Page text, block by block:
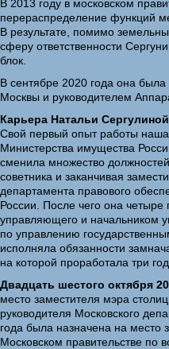
В 2013 году в московском
перераспределение функций
В результате, помимо
сферу ответственности
блок.
В сентябре 2020 года она
Москвы и руководителем
Карьера Натальи Сергулиной
Свой первый опыт работы
Министерства имущества
сменила множество
советника и заканчивая
департамента правового
России. После чего она четыре
управляющего и начальником
по управлению
исполняла обязанности
на которой проработала три
Двадцать шестого октября
место заместителя мэра
руководителя Московского
года была назначена на место
Московском правительстве по